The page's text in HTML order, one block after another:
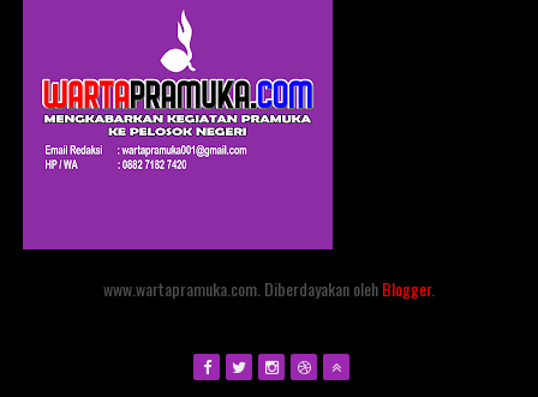
www.wartapramuka.com. Diberdayakan olehBlogger.